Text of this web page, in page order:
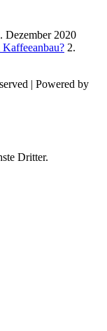
Dezember 2020
2.
| Powered by
Dritter.